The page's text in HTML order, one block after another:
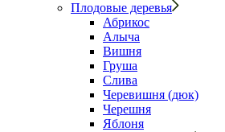
Плодовые деревья
Абрикос
Алыча
Вишня
Груша
Слива
Черевишня (дюк)
Черешня
Яблоня